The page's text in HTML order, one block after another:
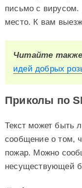
письмо с вирусом.
место. К вам
Читайте
идей добрых
Приколы по
Текст может быть
сообщение о том,
пожар. Можно
несуществующей